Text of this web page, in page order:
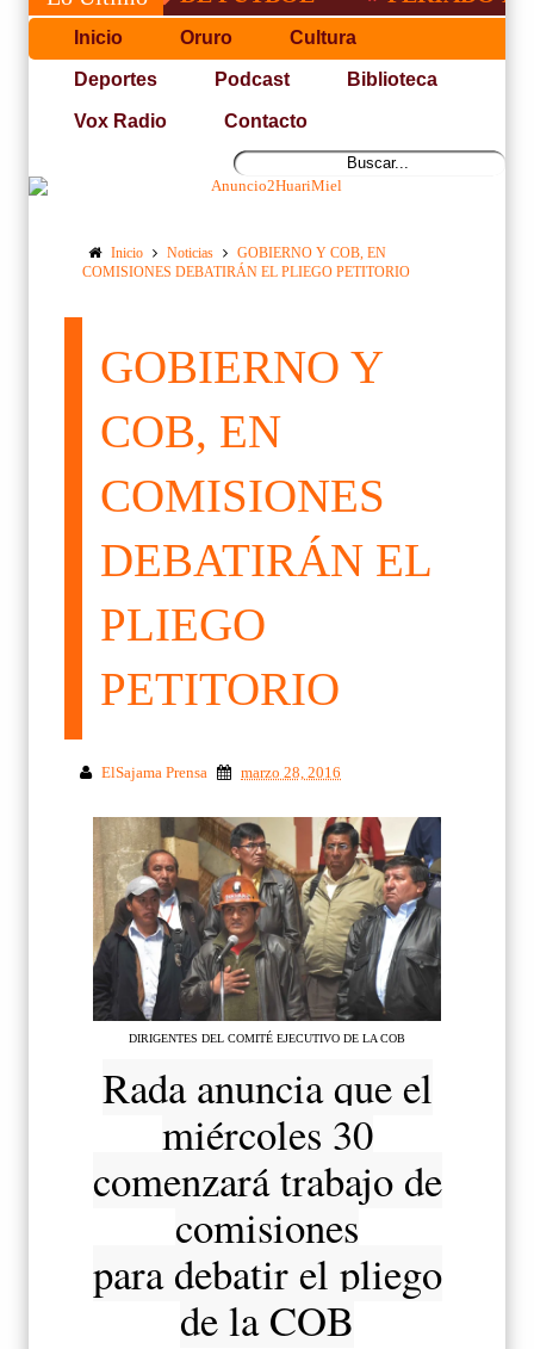
Inicio Oruro Cultura
Deportes Podcast Biblioteca
Vox Radio Contacto
Inicio Noticias
GOBIERNO Y COB, EN
COMISIONES DEBATIRÁN EL PLIEGO PETITORIO
GOBIERNO Y
COB, EN
COMISIONES
DEBATIRÁN EL
PLIEGO
PETITORIO
ElSajama Prensa marzo 28, 2016
DIRIGENTES DEL COMITÉ EJECUTIVO DE LA COB
Rada anuncia que el
miércoles 30
comenzará trabajo de
comisiones
para debatir el pliego
de la COB